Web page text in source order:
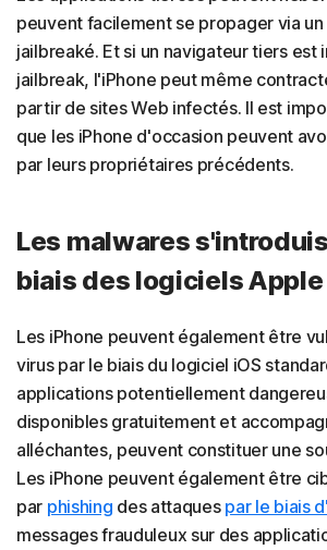
peuvent facilement se propager via
jailbreaké. Et si un navigateur tiers est
jailbreak, l'iPhone peut même
partir de sites Web infectés. Il est
que les iPhone d'occasion peuvent
par leurs propriétaires précédents.
Les malwares
biais des logiciels Apple
Les iPhone peuvent également être
virus par le biais du logiciel iOS
applications potentiellement
disponibles gratuitement et
alléchantes, peuvent constituer une
Les iPhone peuvent également être
par phishing des attaques par le biais
messages frauduleux sur des